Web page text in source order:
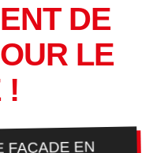
DE
LE
!
FAÇADE EN